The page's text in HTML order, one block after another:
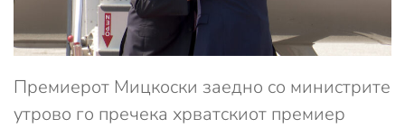
Премиерот Мицкоски заедно со министрите
утрово го пречека хрватскиот премиер